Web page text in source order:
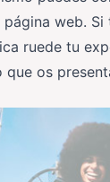
web.
ruede tu
que os